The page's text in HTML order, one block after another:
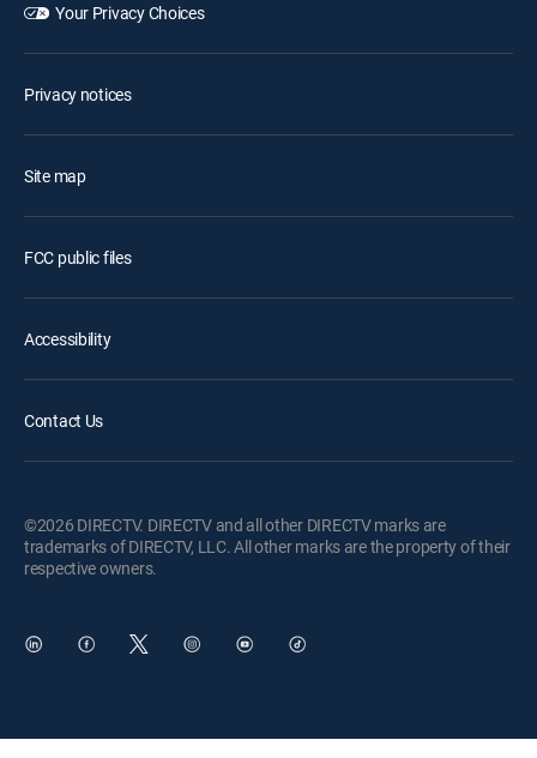
Your Privacy Choices
Privacy notices
Site map
FCC public files
Accessibility
Contact Us
©2026 DIRECTV. DIRECTV and all other DIRECTV marks are
trademarks of DIRECTV, LLC. All other marks are the property of their
respective owners.